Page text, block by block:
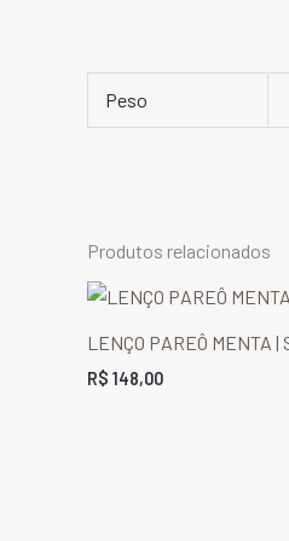
Peso
Produtos relacionados
LENÇO PAREÔ MENTA |
R$ 148,00